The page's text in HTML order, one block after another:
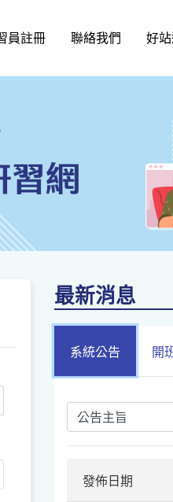
員註冊 聯絡我們 好
最新消息
系統公告 開
發佈日期